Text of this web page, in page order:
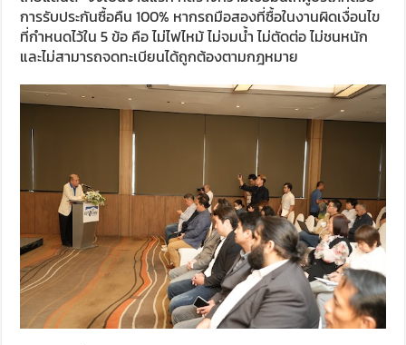
การรับประกันซื้อคืน 100% หากรถมือสองที่ซื้อในงานผิดเงื่อนไข
ที่กำหนดไว้ใน 5 ข้อ คือ ไม่ไฟไหม้ ไม่จมน้ำ ไม่ตัดต่อ ไม่ชนหนัก
และไม่สามารถจดทะเบียนได้ถูกต้องตามกฎหมาย